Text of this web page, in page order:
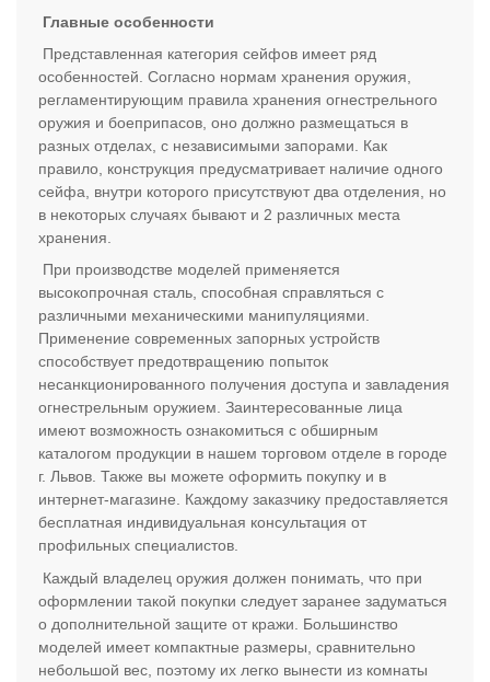
Главные особенности
Представленная категория сейфов имеет ряд
особенностей. Согласно нормам хранения оружия,
регламентирующим правила хранения огнестрельного
оружия и боеприпасов, оно должно размещаться в
разных отделах, с независимыми запорами. Как
правило, конструкция предусматривает наличие одного
сейфа, внутри которого присутствуют два отделения, но
в некоторых случаях бывают и 2 различных места
хранения.
При производстве моделей применяется
высокопрочная сталь, способная справляться с
различными механическими манипуляциями.
Применение современных запорных устройств
способствует предотвращению попыток
несанкционированного получения доступа и завладения
огнестрельным оружием. Заинтересованные лица
имеют возможность ознакомиться с обширным
каталогом продукции в нашем торговом отделе в городе
г. Львов. Также вы можете оформить покупку и в
интернет-магазине. Каждому заказчику предоставляется
бесплатная индивидуальная консультация от
профильных специалистов.
Каждый владелец оружия должен понимать, что при
оформлении такой покупки следует заранее задуматься
о дополнительной защите от кражи. Большинство
моделей имеет компактные размеры, сравнительно
небольшой вес, поэтому их легко вынести из комнаты